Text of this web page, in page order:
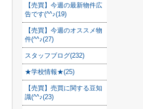
【売買】今週の最新物件広
告です(^^♪(19)
【売買】今週のオススメ物
件(^^♪(27)
スタッフブログ(232)
★学校情報★(25)
【売買】売買に関する豆知
識(^^♪(23)